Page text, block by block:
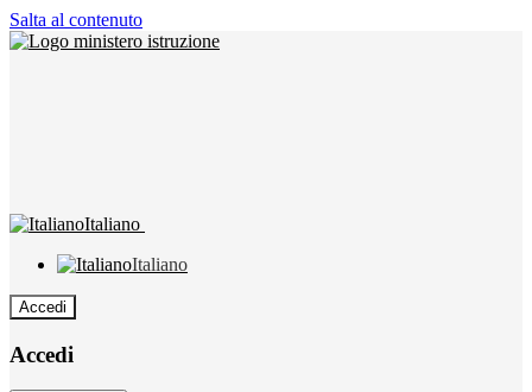
Salta al contenuto
Italiano
Italiano
Accedi
Accedi